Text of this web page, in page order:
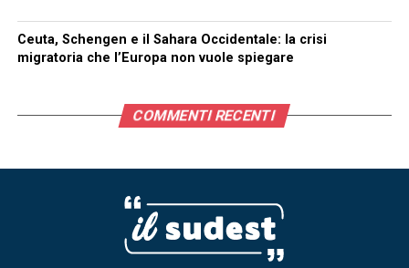
Ceuta, Schengen e il Sahara Occidentale: la crisi
migratoria che l’Europa non vuole spiegare
COMMENTI RECENTI